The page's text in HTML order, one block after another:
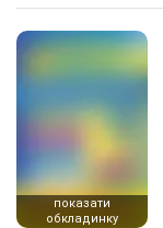
показати
обкладинку